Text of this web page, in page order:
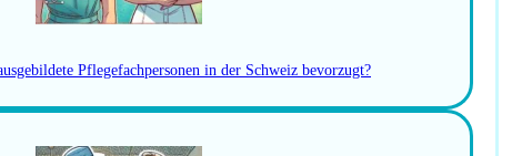
Pflegefachpersonen in der Schweiz bevorzugt?
und Entscheidungsträgern im Gesundheitswesen